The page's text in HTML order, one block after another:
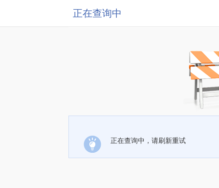
正在查询中
正在查询中，请刷新重试